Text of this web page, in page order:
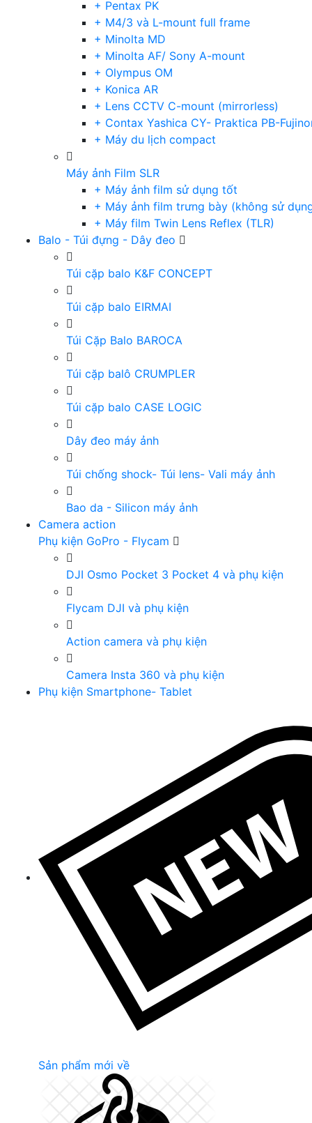
+ Pentax PK
+ M4/3 và L-mount full frame
+ Minolta MD
+ Minolta AF/ Sony A-mount
+ Olympus OM
+ Konica AR
+ Lens CCTV C-mount (mirrorless)
+ Contax Yashica CY- Praktica PB-
+ Máy du lịch compact
Máy ảnh Film SLR
+ Máy ảnh film sử dụng tốt
+ Máy ảnh film trưng bày (không sử
+ Máy film Twin Lens Reflex (TLR)
Balo - Túi đựng - Dây đeo
Túi cặp balo K&F CONCEPT
Túi cặp balo EIRMAI
Túi Cặp Balo BAROCA
Túi cặp balô CRUMPLER
Túi cặp balo CASE LOGIC
Dây đeo máy ảnh
Túi chống shock- Túi lens- Vali máy ảnh
Bao da - Silicon máy ảnh
Camera action
Phụ kiện GoPro - Flycam
DJI Osmo Pocket 3 Pocket 4 và phụ kiện
Flycam DJI và phụ kiện
Action camera và phụ kiện
Camera Insta 360 và phụ kiện
Phụ kiện Smartphone- Tablet
Sản phẩm mới về